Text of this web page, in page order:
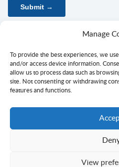
Manage
To provide the best experiences, we
and/or access device information.
allow us to process data such as
site. Not consenting or withdrawing
features and functions.
View
Ciklopea